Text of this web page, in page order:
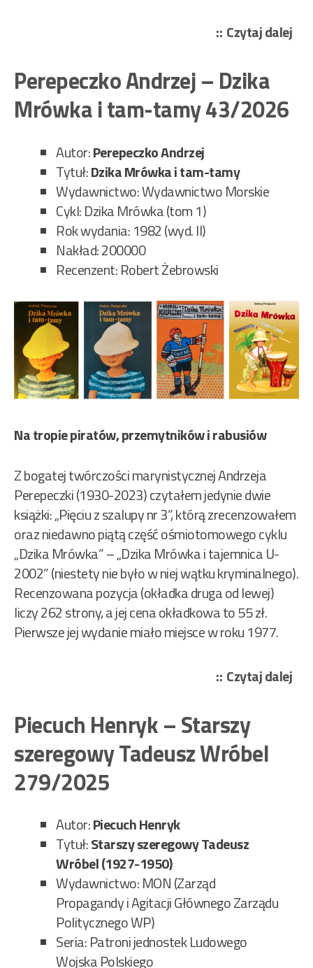
Czytaj dalej
Perepeczko Andrzej – Dzika
Mrówka i tam-tamy 43/2026
Autor:Perepeczko Andrzej
Tytuł:Dzika Mrówka i tam-tamy
Wydawnictwo: Wydawnictwo Morskie
Cykl: Dzika Mrówka (tom 1)
Rok wydania: 1982 (wyd. II)
Nakład: 200000
Recenzent: Robert Żebrowski
Na tropie piratów, przemytników i rabusiów
Z bogatej twórczości marynistycznej Andrzeja
Perepeczki (1930-2023) czytałem jedynie dwie
książki: „Pięciu z szalupy nr 3”, którą zrecenzowałem
oraz niedawno piątą część ośmiotomowego cyklu
„Dzika Mrówka” – „Dzika Mrówka i tajemnica U-
2002” (niestety nie było w niej wątku kryminalnego).
Recenzowana pozycja (okładka druga od lewej)
liczy 262 strony, a jej cena okładkowa to 55 zł.
Pierwsze jej wydanie miało miejsce w roku 1977.
Czytaj dalej
Piecuch Henryk – Starszy
szeregowy Tadeusz Wróbel
279/2025
Autor:Piecuch Henryk
Tytuł:Starszy szeregowy Tadeusz
Wróbel (1927-1950)
Wydawnictwo: MON (Zarząd
Propagandy i Agitacji Głównego Zarządu
Politycznego WP)
Seria: Patroni jednostek Ludowego
Wojska Polskiego